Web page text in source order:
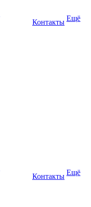
Контакты Ещё
Контакты Ещё